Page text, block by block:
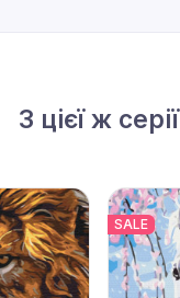
З цієї ж серії
SALE